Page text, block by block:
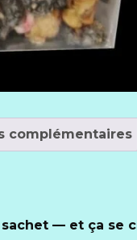
complémentaires
— et ça se